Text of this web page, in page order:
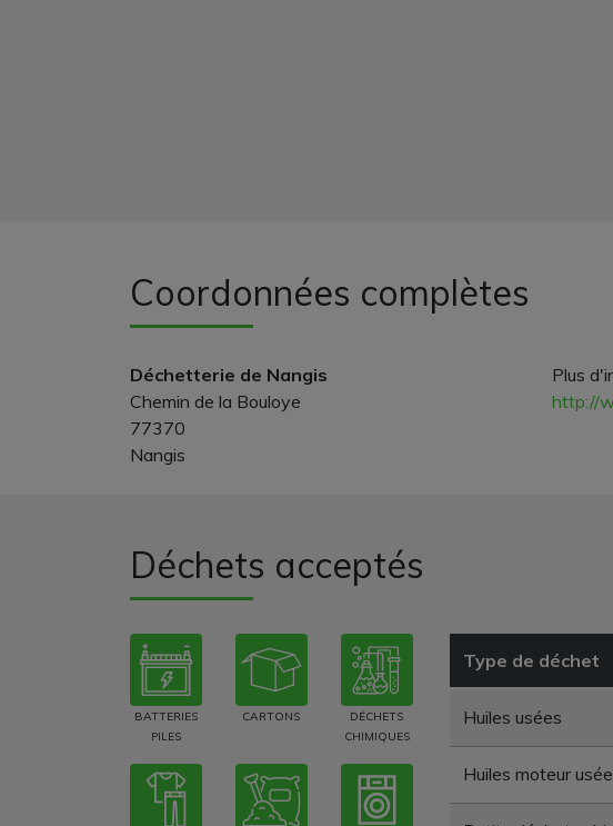
Coordonnées complètes
Déchetterie de Nangis
Chemin de la Bouloye
77370
Nangis
Plus
http://
Déchets acceptés
BATTERIES
PILES
CARTONS
DÉCHETS
CHIMIQUES
Type de déchet
Huiles usées
Huiles moteur